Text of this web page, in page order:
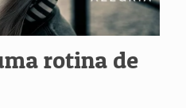
rotina de